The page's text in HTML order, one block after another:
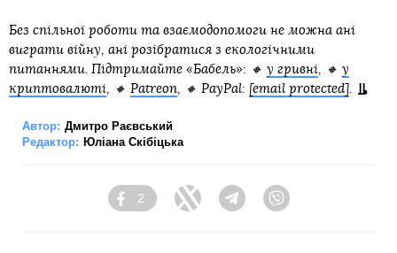
Без спільної роботи та взаємодопомоги не можна ані
виграти війну, ані розібратися з екологічними
питаннями. Підтримайте «Бабель»: 🔸 у гривні, 🔸 у
криптовалюті, 🔸 Patreon, 🔸 PayPal: [email protected].
Автор: Дмитро Раєвський
Редактор: Юліана Скібіцька
Facebook
2
Twitter Telegram